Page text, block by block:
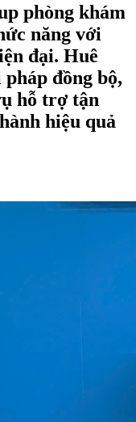
phòng khám
năng với
đại. Huê
đồng bộ,
hỗ trợ tận
hiệu quả